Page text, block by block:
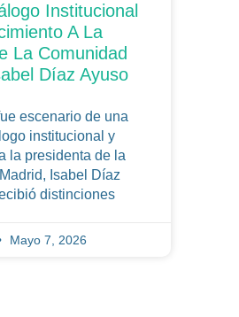
Institucional
A La
La Comunidad
Díaz Ayuso
escenario de una
institucional y
la presidenta de la
Isabel Díaz
distinciones
Mayo 7, 2026